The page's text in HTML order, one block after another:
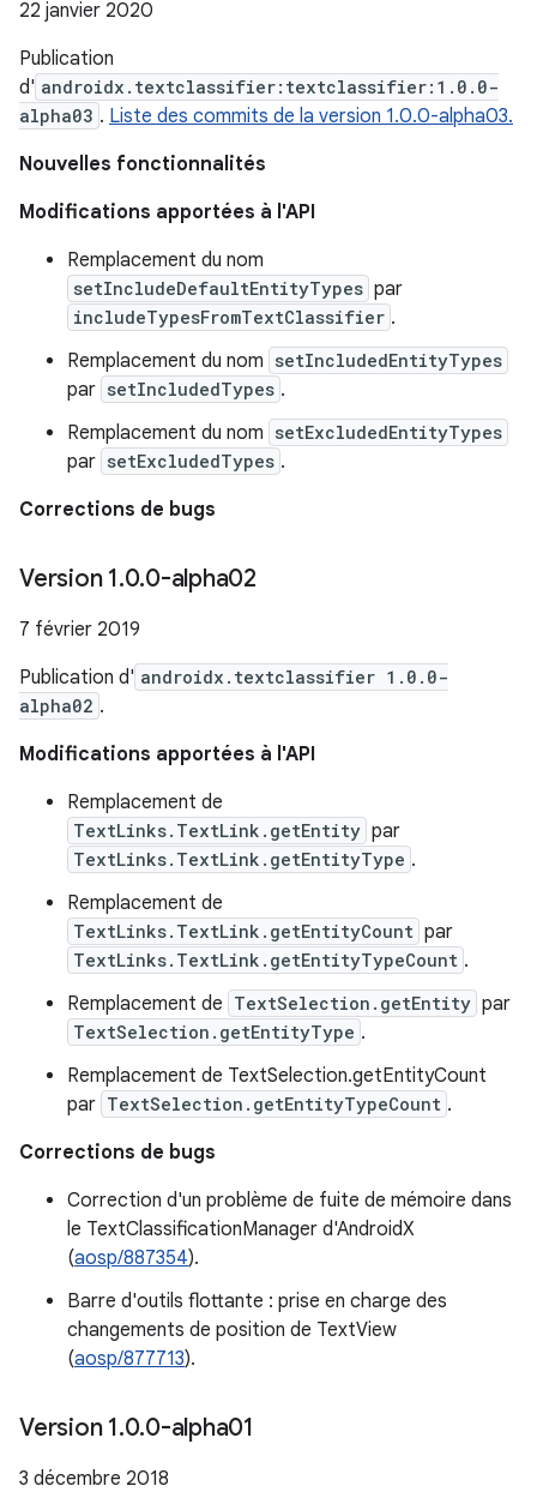
22 janvier 2020
Publication
d' androidx.textclassifier:textclassifier:1.0.0-
alpha03 . Liste des commits de la version 1.0.0-alpha03.
Nouvelles fonctionnalités
Modifications apportées à l'API
Remplacement du nom
setIncludeDefaultEntityTypes par
includeTypesFromTextClassifier .
Remplacement du nom setIncludedEntityTypes
par setIncludedTypes .
Remplacement du nom setExcludedEntityTypes
par setExcludedTypes .
Corrections de bugs
Version 1.0.0-alpha02
7 février 2019
Publication d' androidx.textclassifier 1.0.0-
alpha02 .
Modifications apportées à l'API
Remplacement de
TextLinks.TextLink.getEntity par
TextLinks.TextLink.getEntityType .
Remplacement de
TextLinks.TextLink.getEntityCount par
TextLinks.TextLink.getEntityTypeCount .
Remplacement de TextSelection.getEntity par
TextSelection.getEntityType .
Remplacement de TextSelection.getEntityCount
par TextSelection.getEntityTypeCount .
Corrections de bugs
Correction d'un problème de fuite de mémoire dans
le TextClassificationManager d'AndroidX
(aosp/887354).
Barre d'outils flottante : prise en charge des
changements de position de TextView
(aosp/877713).
Version 1.0.0-alpha01
3 décembre 2018